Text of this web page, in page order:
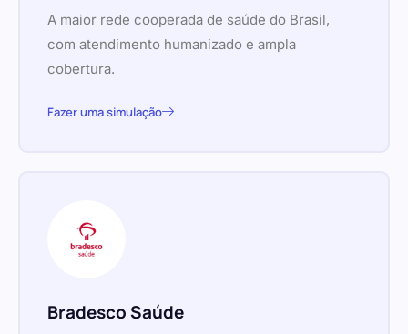
A maior rede cooperada de saúde do Brasil,
com atendimento humanizado e ampla
cobertura.
Fazer uma simulação
Bradesco Saúde